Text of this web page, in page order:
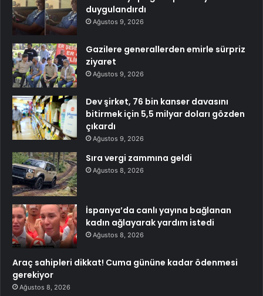
duygulandırdı
Ağustos 9, 2026
Gazilere generallerden emirle sürpriz
ziyaret
Ağustos 9, 2026
Dev şirket, 76 bin kanser davasını
bitirmek için 5,5 milyar doları gözden
çıkardı
Ağustos 9, 2026
Sıra vergi zammına geldi
Ağustos 8, 2026
İspanya’da canlı yayına bağlanan
kadın ağlayarak yardım istedi
Ağustos 8, 2026
Araç sahipleri dikkat! Cuma gününe kadar ödenmesi
gerekiyor
Ağustos 8, 2026